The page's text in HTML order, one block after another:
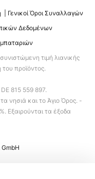
Γενικοί Όροι Συναλλαγών
Δεδομένων
τιμή λιανικής
προϊόντος.
815 559 897.
νησιά και το Άγιο Όρος. -
Εξαιρούνται τα έξοδα